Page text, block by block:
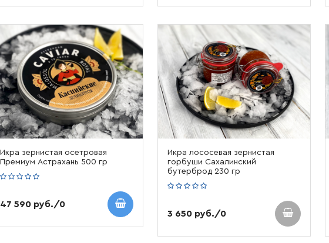
Икра зернистая осетровая
Премиум Астрахань 500 гр
47 590 руб./0
Икра лососевая зернистая
горбуши Сахалинский
бутерброд 230 гр
3 650 руб./0